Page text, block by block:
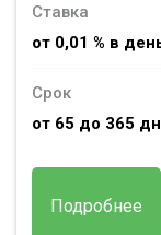
Ставка
от 0,01 % в
Срок
от 65 до 365
Подробнее